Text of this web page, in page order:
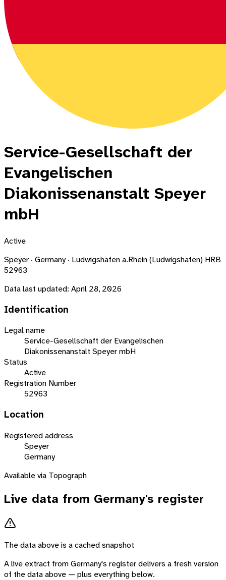
Service-Gesellschaft der
Evangelischen
Diakonissenanstalt Speyer
mbH
Active
Speyer · Germany · Ludwigshafen a.Rhein (Ludwigshafen) HRB
52963
Data last updated: April 28, 2026
Identification
Legal name
Service-Gesellschaft der Evangelischen
Diakonissenanstalt Speyer mbH
Status
Active
Registration Number
52963
Location
Registered address
Speyer
Germany
Available via Topograph
Live data from Germany's register
The data above is a cached snapshot
A live extract fromGermany's register delivers a fresh version
of the data above — plus everything below.